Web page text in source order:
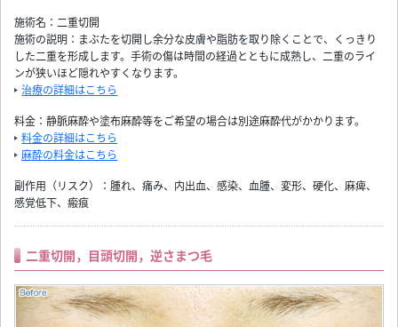
施術名：二重切開
施術の説明：まぶたを切開し余分な皮膚や脂肪を取り除くことで、くっきり
した二重を形成します。手術の傷は時間の経過とともに成熟し、二重のライ
ンが狭いほど隠れやすくなります。
治療の詳細はこちら
料金：静脈麻酔や塗布麻酔等をご希望の場合は別途麻酔代がかかります。
料金の詳細はこちら
麻酔の料金はこちら
副作用（リスク）：腫れ、痛み、内出血、感染、血腫、変形、硬化、麻痺、
感覚低下、瘢痕
二重切開，目頭切開，逆さまつ毛